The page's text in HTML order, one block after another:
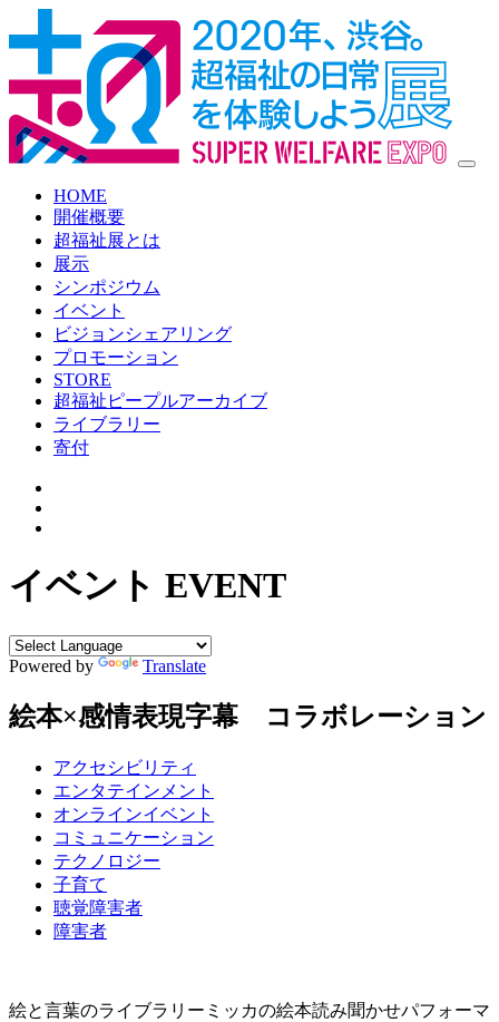
HOME
開催概要
超福祉展とは
展示
シンポジウム
イベント
ビジョンシェアリング
プロモーション
STORE
超福祉ピープルアーカイブ
ライブラリー
寄付
イベント EVENT
Powered by Translate
絵本×感情表現字幕 コラボレーション
アクセシビリティ
エンタテインメント
オンラインイベント
コミュニケーション
テクノロジー
子育て
聴覚障害者
障害者
絵と言葉のライブラリーミッカの絵本読み聞かせパフォーマ